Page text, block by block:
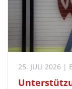
25. JULI 2026 |